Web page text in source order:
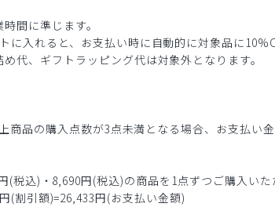
間に準じます。
入れると、お支払い時に自動的に対象品に
代、ギフトラッピング代は対象外となります。
商品の購入点数が3点未満となる場合、お支払い
(税込)・8,690円(税込)の商品を1点ずつご購入い
(割引額)=26,433円(お支払い金額)